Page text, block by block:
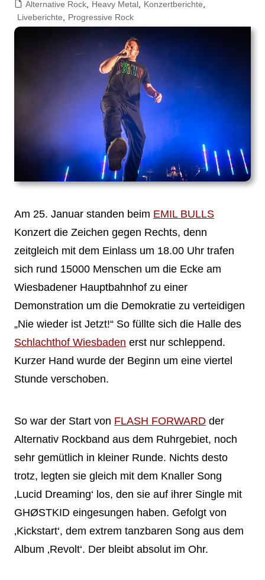
Alternative Rock, Heavy Metal, Konzertberichte
Liveberichte
Progressive Rock
Am 25. Januar standen beim EMIL BULLS
Konzert die Zeichen gegen Rechts, denn
zeitgleich mit dem Einlass um 18.00 Uhr trafen
sich rund 15000 Menschen um die Ecke am
Wiesbadener Hauptbahnhof zu einer
Demonstration um die Demokratie zu verteidigen
„Nie wieder ist Jetzt!“ So füllte sich die Halle des
Schlachthof Wiesbaden erst nur schleppend.
Kurzer Hand wurde der Beginn um eine viertel
Stunde verschoben.
So war der Start von FLASH FORWARDder
Alternativ Rockband aus dem Ruhrgebiet, noch
sehr gemütlich in kleiner Runde. Nichts desto
trotz, legten sie gleich mit dem Knaller Song
‚Lucid Dreaming‘ los, den sie auf ihrer Single mit
GHØSTKID eingesungen haben. Gefolgt von
‚Kickstart‘, dem extrem tanzbaren Song aus dem
Album ‚Revolt‘. Der bleibt absolut im Ohr.